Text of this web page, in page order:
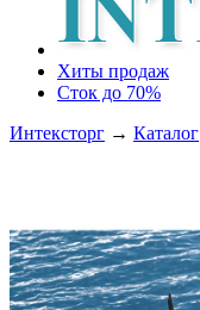
Хиты продаж
Сток до 70%
Интексторг → Каталог